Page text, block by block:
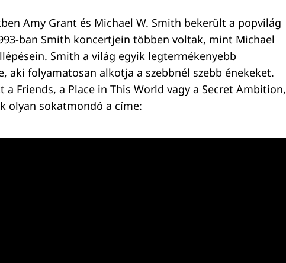
Amy Grant és Michael W. Smith bekerült a popvilág
ban Smith koncertjein többen voltak, mint Michael
Smith a világ egyik legtermékenyebb
aki folyamatosan alkotja a szebbnél szebb énekeket.
a Friends, a Place in This World vagy a Secret Ambition,
olyan sokatmondó a címe: